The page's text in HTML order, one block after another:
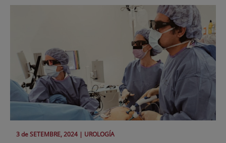
3 deSETEMBRE, 2024 | UROLOGÍA